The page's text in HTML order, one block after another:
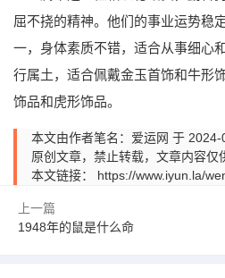
屈不挠的精神。他们的事业运势稳
一，身体素质不错，适合从事细心
行属土，适合佩戴金玉首饰和牛形
饰品和虎形饰品。
本文由作者笔名：爱运网 于 2024-
原创文章，禁止转载，文章内容仅
本文链接： https://www.iyun.la/
上一篇
1948年的鼠是什么命